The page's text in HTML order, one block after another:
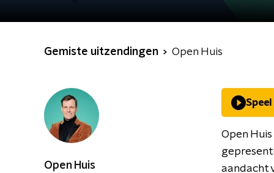
Gemiste uitzendingen Open Huis
Open Huis
Open
aandacht